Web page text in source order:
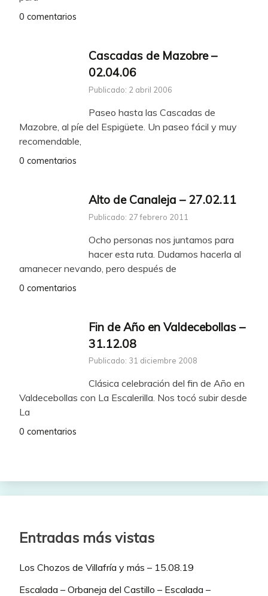
0 comentarios
Cascadas de Mazobre –
02.04.06
Publicado: 2 abril 2006
Paseo hasta las Cascadas de
Mazobre, al píe del Espigüete. Un paseo fácil y muy
recomendable,
0 comentarios
Alto de Canaleja – 27.02.11
Publicado: 27 febrero 2011
Ocho personas nos juntamos para
hacer esta ruta. Dudamos hacerla al
amanecer nevando, pero después de
0 comentarios
Fin de Año en Valdecebollas –
31.12.08
Publicado: 31 diciembre 2008
Clásica celebración del fin de Año en
Valdecebollas con La Escalerilla. Nos tocó subir desde
La
0 comentarios
Entradas más vistas
Los Chozos de Villafría y más – 15.08.19
Escalada – Orbaneja del Castillo – Escalada –